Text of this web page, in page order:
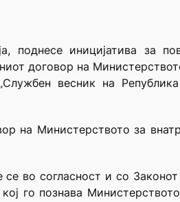
поднесе иницијатива за
договор на
весник на
на Министерството за
во согласност и со
го познава